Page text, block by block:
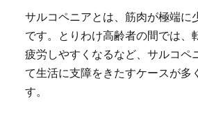
サルコペニアとは、筋肉が極端に
です。とりわけ高齢者の間では、
疲労しやすくなるなど、サルコペ
て生活に支障をきたすケースが多
す。